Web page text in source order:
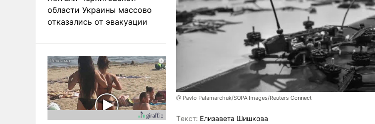
области Украины массово
отказались от эвакуации
@ Pavlo Palamarchuk/SOPA Images/Reuters Connect
Tекст: Елизавета Шишкова